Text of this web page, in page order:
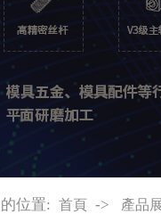
位置: 首頁 -> 產品